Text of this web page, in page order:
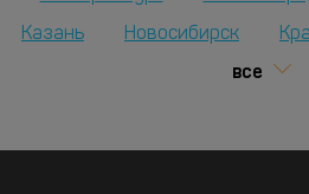
Казань Новосибирск
все